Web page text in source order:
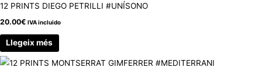
12 PRINTS DIEGO PETRILLI #UNÍSONO
20.00€ IVA incluido
Llegeix més